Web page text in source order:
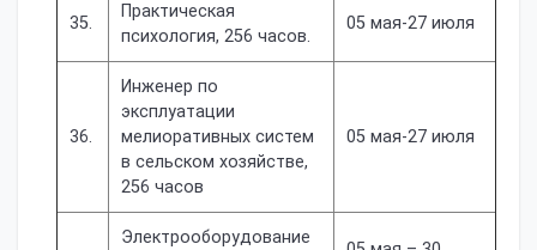
35.
Практическая
психология, 256 часов.
05 мая-27 июля
36.
Инженер по
эксплуатации
мелиоративных систем
в сельском хозяйстве,
256 часов
05 мая-27 июля
Электрооборудование